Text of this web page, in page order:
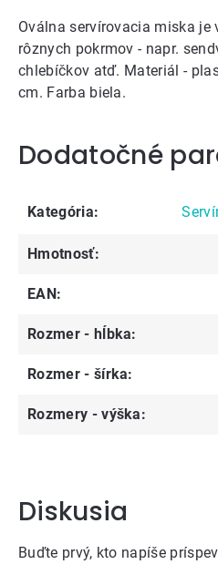
Oválna servírovacia miska je
rôznych pokrmov - napr.
chlebíčkov atď. Materiál -
cm. Farba biela.
Dodatočné
Kategória:
Hmotnosť:
EAN:
Rozmer - hĺbka:
Rozmer - šírka:
Rozmery - výška:
Diskusia
Buďte prvý, kto napíše